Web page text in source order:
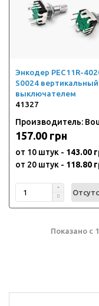
Энкодер PEC11R-
S0024 вертикальный
выключателем
41327
Производитель:
157.00 грн
от 10 штук - 143.00
от 20 штук - 118.80
Показано с